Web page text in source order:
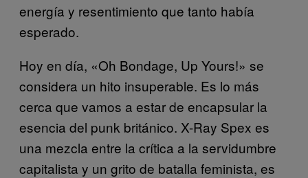
energía y resentimiento que tanto había
esperado.
Hoy en día, «Oh Bondage, Up Yours!» se
considera un hito insuperable. Es lo más
cerca que vamos a estar de encapsular la
esencia del punk británico. X-Ray Spex es
una mezcla entre la crítica a la servidumbre
capitalista y un grito de batalla feminista, es